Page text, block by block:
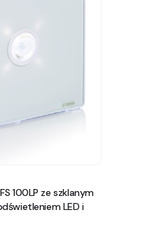
szklanym
LED i